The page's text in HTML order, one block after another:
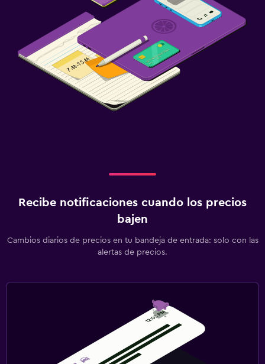
Recibe notificaciones cuando los precios
bajen
Cambios diarios de precios en tu bandeja de entrada: solo con las
alertas de precios.